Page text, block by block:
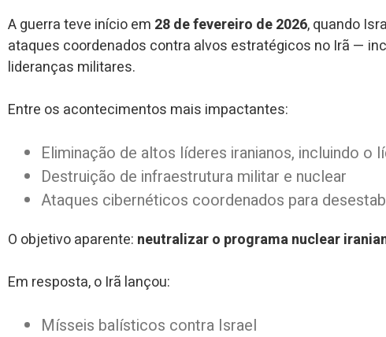
A guerra teve início em 28 de fevereiro de 2026, quando
ataques coordenados contra alvos estratégicos no Irã —
lideranças militares.
Entre os acontecimentos mais impactantes:
Eliminação de altos líderes iranianos, incluindo o
Destruição de infraestrutura militar e nuclear
Ataques cibernéticos coordenados para
O objetivo aparente: neutralizar o programa nuclear
Em resposta, o Irã lançou:
Mísseis balísticos contra Israel